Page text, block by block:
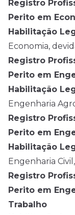
Registro
Perito em
Habilitação
Economia,
Registro
Perito em
Habilitação
Engenharia
Registro
Perito em
Habilitação
Engenharia
Registro
Perito em
Trabalho